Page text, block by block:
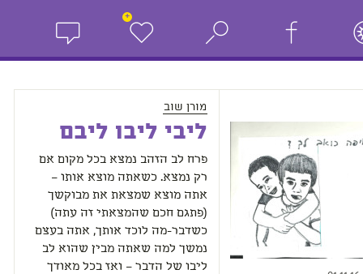
+
מורן שוב
ליבי ליבו ליבם
פרח לב הזהב נמצא בכל מקום אם
רק נמצא. כשאתה מוצא אותו –
אתה מוצא שמצאת את מבוקשך
(פתגם חכם שהמצאתי זה עתה)
כשדבר-מה לוכד אותך, אתה בעצם
נמשך למה שאתה מבין שהוא לב
ליבו של הדבר – ואז בכל מאודך